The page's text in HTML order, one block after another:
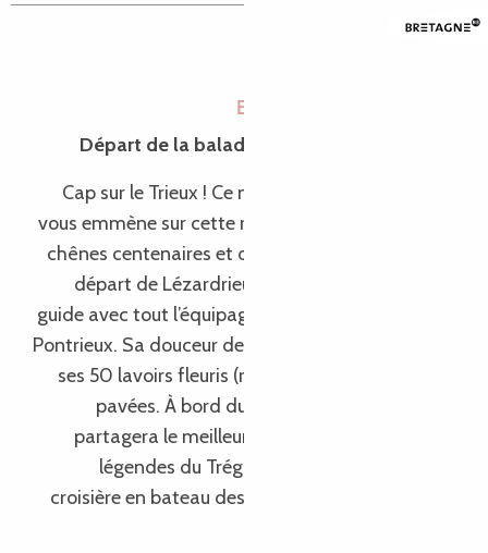
Embarquez sur le Trieux !
Départ de la balade : le port de Lézardrieux
Cap sur le Trieux ! Ce nouvel itinéraire en bateau
vous emmène sur cette rivière sinueuse, bordée de
chênes centenaires et de manoirs mystérieux. Au
départ de Lézardrieux, le rythme de l’eau vous
guide avec tout l’équipage jusqu’à la petite ville de
Pontrieux. Sa douceur de vivre est légendaire, avec
ses 50 lavoirs fleuris (rien que ça !), et ses ruelles
pavées. À bord du bateau, le capitaine vous
partagera le meilleur de l’histoire locale et des
légendes du Trégor. De quoi donner à cette
croisière en bateau des allures de voyage dans le